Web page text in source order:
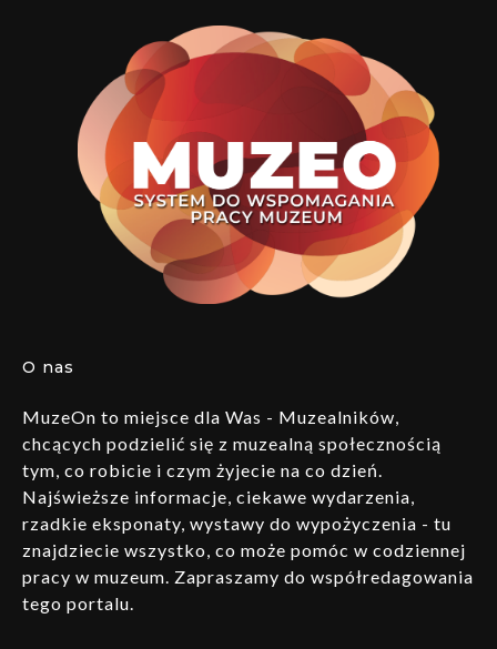
O nas
MuzeOn to miejsce dla Was - Muzealników,
chcących podzielić się z muzealną społecznością
tym, co robicie i czym żyjecie na co dzień.
Najświeższe informacje, ciekawe wydarzenia,
rzadkie eksponaty, wystawy do wypożyczenia - tu
znajdziecie wszystko, co może pomóc w codziennej
pracy w muzeum. Zapraszamy do współredagowania
tego portalu.